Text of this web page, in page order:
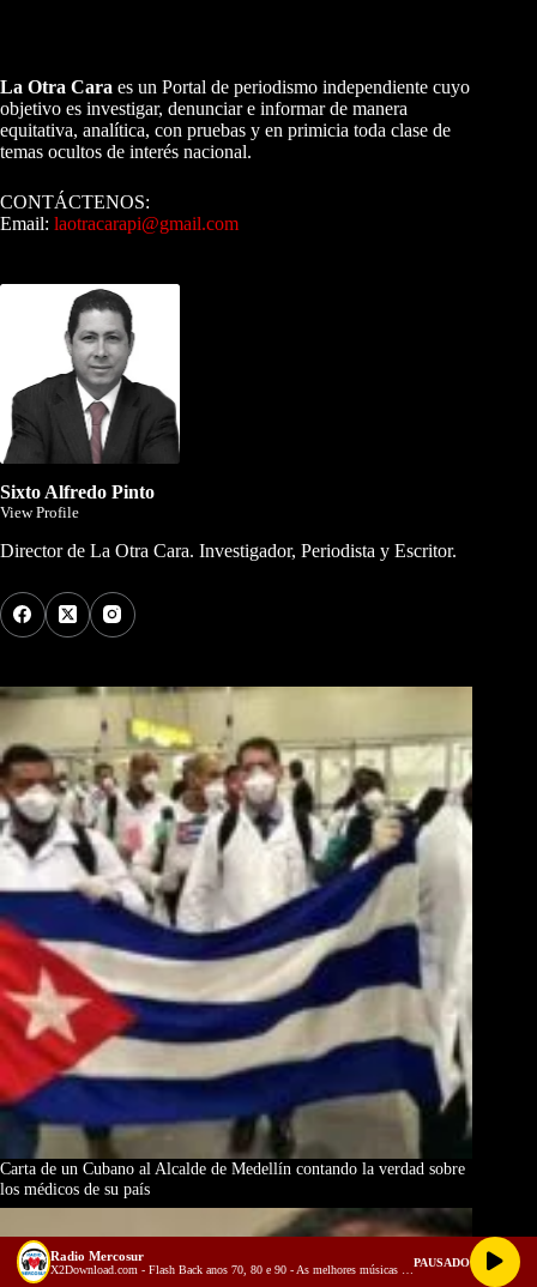
La Otra Cara es un Portal de periodismo independiente cuyo
objetivo es investigar, denunciar e informar de manera
equitativa, analítica, con pruebas y en primicia toda clase de
temas ocultos de interés nacional.
CONTÁCTENOS:
Email: laotracarapi@gmail.com
Sixto Alfredo Pinto
View Profile
Director de La Otra Cara. Investigador, Periodista y Escritor.
Carta de un Cubano al Alcalde de Medellín contando la verdad sobre
los médicos de su país
Radio Mercosur PAUSADO